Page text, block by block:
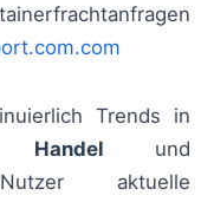
Trends in
Handel und
aktuelle